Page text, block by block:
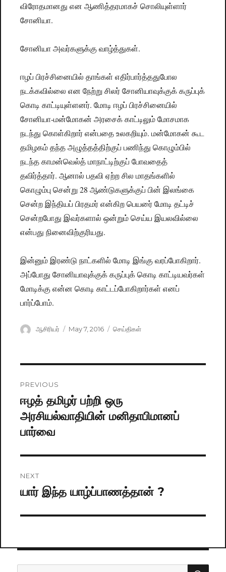
விரோதமானது என ஆணித்தரமாகச் சொலியுள்ளார்
சோனியா.
சோனியா அவர்களுக்கு வாழ்த்துகள்.
ஈழப் பிரச்சினையில் தாங்கள் எதிர்பார்த்ததுபோல
நடக்கவில்லை என நேற்று சிலர் சோனியாவுக்குக் கருப்புக்
கொடி காட்டியுள்ளனர். மோடி ஈழப் பிரச்சினையில்
சோனியா-மன்மோகன் அரசைக் காட்டிலும் மோசமாக
நடந்து கொள்கிறார் என்பதை உலகறியும். மன்மோகன் கூட
தமிழகம் தந்த அழுத்தத்திற்குப் பணிந்து கொழும்பில்
நடந்த காமன்வெல்த் மாநாட்டிற்குப் போவதைத்
தவிர்த்தார். ஆனால் பதவி ஏற்ற சில மாதங்களில்
கொழும்பு சென்று 28 ஆண்டுகளுக்குப் பின் இலங்கை
சென்ற இந்தியப் பிரதமர் என்கிற பெயரை் மோடி தட்டிச்
சென்றபோது இவர்களால் ஒன்றும் செய்ய இயலவில்லை
என்பது நினைவிற்குரியது.
இன்னும் இரண்டு நாட்களில் மோடி இங்கு வரப்போகிறார்.
அப்போது சோனியாவுக்குக் கருப்புக் கொடி காட்டியவர்கள்
மோடிக்கு என்ன கொடி காட்டப்போகிறார்கள் எனப்
பார்ப்போம்.
Author
ஆசிரியர்
Posted
May 7, 2016 Categories
செய்திகள்
navigation
PREVIOUS
Previous
post:
ஈழத் தமிழர் பற்றி ஒரு
அரசியல்வாதியின் மனிதாபிமானப்
பார்வை
NEXT
Next
யார் இந்த யாழ்ப்பாணத்தான் ?